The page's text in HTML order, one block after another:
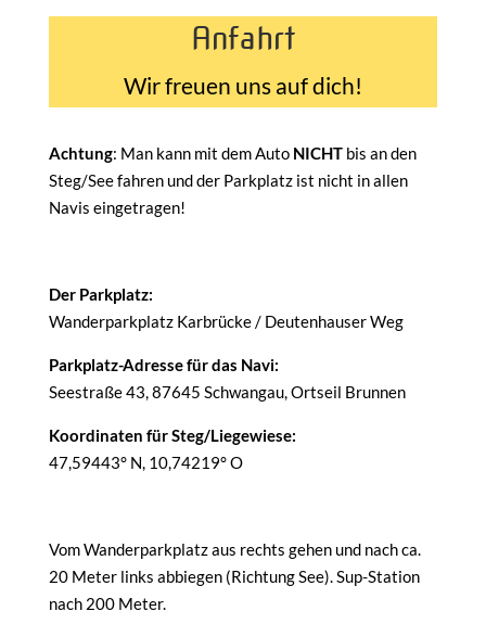
Anfahrt
Wir freuen uns auf dich!
Achtung: Man kann mit dem Auto NICHT bis an den
Steg/See fahren und der Parkplatz ist nicht in allen
Navis eingetragen!
Der Parkplatz:
Wanderparkplatz Karbrücke / Deutenhauser Weg
Parkplatz-Adresse für das Navi:
Seestraße 43, 87645 Schwangau, Ortseil Brunnen
Koordinaten für Steg/Liegewiese:
47,59443° N, 10,74219° O
Vom Wanderparkplatz aus rechts gehen und nach ca.
20 Meter links abbiegen (Richtung See). Sup-Station
nach 200 Meter.